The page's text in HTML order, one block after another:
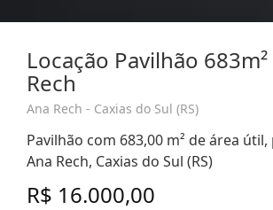
Locação Pavilhão
Rech
Ana Rech - Caxias do Sul (RS)
Pavilhão com 683,00 m² de área
Ana Rech, Caxias do Sul (RS)
R$ 16.000,00